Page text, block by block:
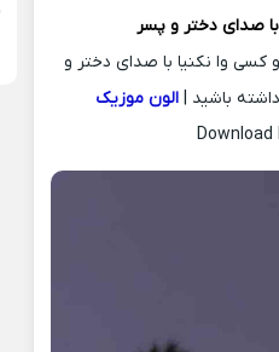
صدای دختر و پسر
کسی وا نکنیا با صدای دختر و
باشید |الون موزیک
Download